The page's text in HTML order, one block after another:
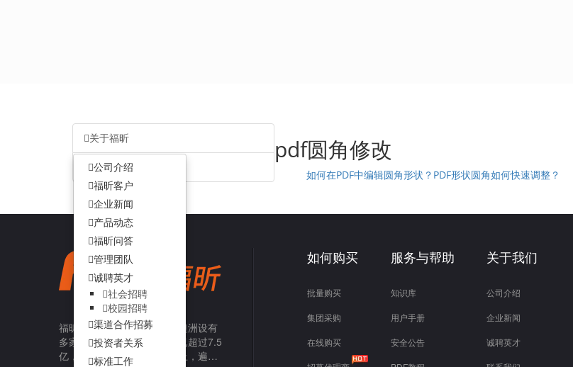
关于福昕
公司介绍
福昕客户
企业新闻
产品动态
福昕问答
管理团队
诚聘英才
社会招聘
校园招聘
渠道合作招募
投资者关系
标准工作
客户服务
pdf圆角修改
如何在PDF中编辑圆角形状？PDF形状圆角如何快速调整？
福昕在亚洲、美洲、欧洲和澳洲设有
多家子公司，福昕直接用户已超过7.5
亿，企业客户数达42.5万以上，遍布
如何购买
批量购买
集团采购
在线购买
服务与帮助
知识库
用户手册
安全公告
关于我们
公司介绍
企业新闻
诚聘英才